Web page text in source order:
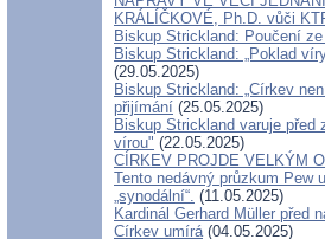
KRÁLÍČKOVÉ, Ph.D. vůči
Biskup Strickland: Poučení
Biskup Strickland: „Poklad
(29.05.2025)
Biskup Strickland: „Církev
přijímání (25.05.2025)
Biskup Strickland varuje
vírou" (22.05.2025)
CÍRKEV PROJDE VELKÝM
Tento nedávný průzkum Pew
„synodální“. (11.05.2025)
Kardinál Gerhard Müller před
Církev umírá(04.05.2025)